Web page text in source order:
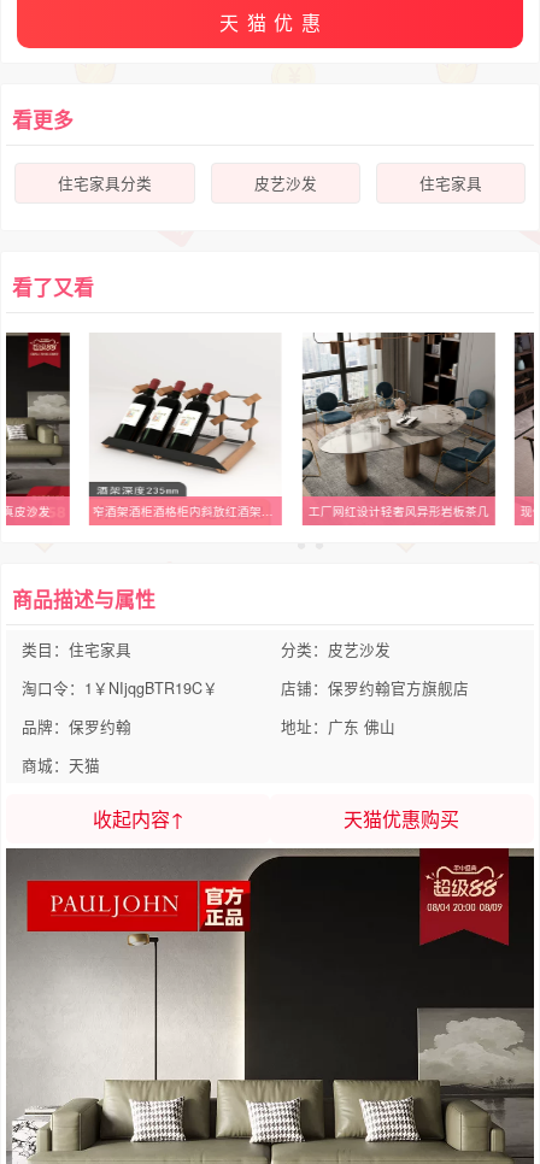
天猫优惠
看更多
住宅家具分类 皮艺沙发 住宅家具
看了又看
皮沙发 窄酒架酒柜酒格柜内斜放红酒架摆件家用葡萄酒架网红红酒柜酒瓶架 工厂网红设计轻奢风异形岩板茶几 现
商品描述与属性
类目：住宅家具
分类：皮艺沙发
淘口令：1￥NIjqgBTR19C￥
店铺：保罗约翰官方旗舰店
品牌：保罗约翰
地址：广东 佛山
商城：天猫
收起内容↑ 天猫优惠购买